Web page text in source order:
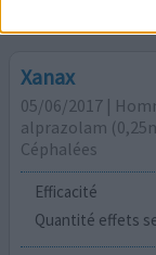
Xanax
05/06/2017 |
alprazolam
Céphalées
Efficacité
Quantité effets